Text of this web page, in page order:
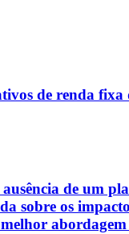
de renda
de um
os